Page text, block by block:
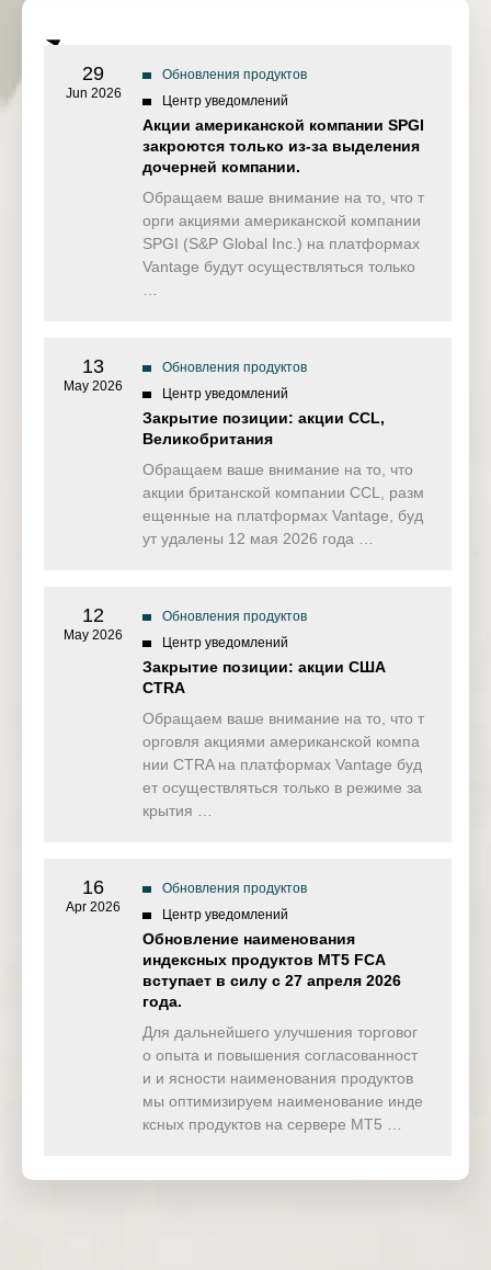
29
Jun 2026
Обновления продуктов
Центр уведомлений
Акции американской компании SPGI
закроются только из-за выделения
дочерней компании.
Обращаем ваше внимание на то, что т
орги акциями американской компании
SPGI (S&P Global Inc.) на платформах
Vantage будут осуществляться только
13
May 2026
Обновления продуктов
Центр уведомлений
Закрытие позиции: акции CCL,
Великобритания
Обращаем ваше внимание на то, что
акции британской компании CCL, разм
ещенные на платформах Vantage, буд
ут удалены 12 мая 2026 года …
12
May 2026
Обновления продуктов
Центр уведомлений
Закрытие позиции: акции США
CTRA
Обращаем ваше внимание на то, что т
орговля акциями американской компа
нии CTRA на платформах Vantage буд
ет осуществляться только в режиме за
крытия …
16
Apr 2026
Обновления продуктов
Центр уведомлений
Обновление наименования
индексных продуктов MT5 FCA
вступает в силу с 27 апреля 2026
года.
Для дальнейшего улучшения торговог
о опыта и повышения согласованност
и и ясности наименования продуктов
мы оптимизируем наименование инде
ксных продуктов на сервере MT5 …